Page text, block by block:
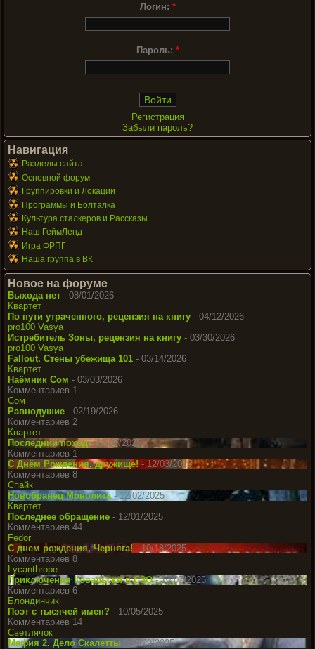
Логин: *
Пароль: *
Регистрация
Забыли пароль?
Навигация
Разделы сайта
Основной форум
Группировки и Локации
Программы и Болталка
Культура сталкеров и Рассказы
Наш ГеймЛенд
Игра ФРПГ
Наша группа в ВК
Новое на форуме
Выхода нет - 08/01/2026
Квартет
По пути утраченного, рецензия на книгу - 04/12/2026
pro100 Vasya
Истребитель Зоны, рецензия на книгу - 03/30/2026
pro100 Vasya
Fallout. Стены убежища 101 - 03/14/2026
Квартет
Наёмник Сом - 03/03/2026
Комментариев 1
Сом
Равнодушие - 02/19/2026
Комментариев 2
Квартет
Последний поход- 12/08/2025
Комментариев 1
С Днём Рождения, дружище! - 12/03/2025
Комментариев 8
Спайк
Новобранец Монолита - 12/02/2025
Квартет
Последнее обращение - 12/01/2025
Комментариев 44
Fedor
С днем рождения, Черняга!- 10/18/2025
Комментариев 8
Lycanthrope
Приключения Ковальски в СЗО- 10/07/2025
Комментариев 6
Блондинчик
Поэт с тысячей имен? - 10/05/2025
Комментариев 14
Светлячок
Мафия 2. Дело Скалетты
- 09/29/2025